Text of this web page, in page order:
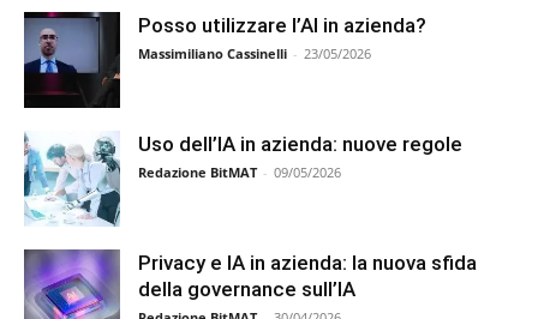
Posso utilizzare l’AI in azienda?
Massimiliano Cassinelli - 23/05/2026
Uso dell’IA in azienda: nuove regole
Redazione BitMAT - 09/05/2026
Privacy e IA in azienda: la nuova sfida
della governance sull’IA